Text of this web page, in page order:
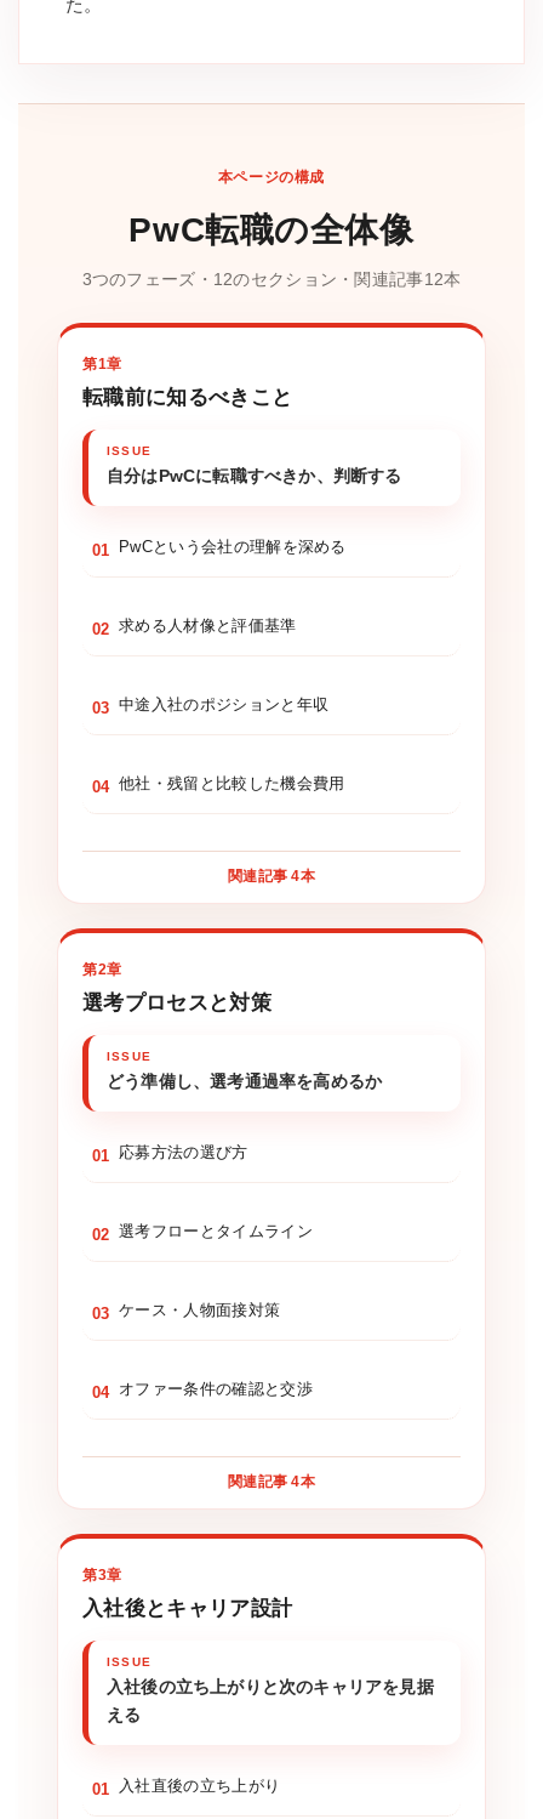
た。
本ページの構成
PwC転職の全体像
3つのフェーズ・12のセクション・関連記事12本
第1章
転職前に知るべきこと
自分はPwCに転職すべきか、判断する
01 PwCという会社の理解を深める
02 求める人材像と評価基準
03 中途入社のポジションと年収
04 他社・残留と比較した機会費用
関連記事 4本
第2章
選考プロセスと対策
どう準備し、選考通過率を高めるか
01 応募方法の選び方
02 選考フローとタイムライン
03 ケース・人物面接対策
04 オファー条件の確認と交渉
関連記事 4本
第3章
入社後とキャリア設計
入社後の立ち上がりと次のキャリアを見据
える
01 入社直後の立ち上がり